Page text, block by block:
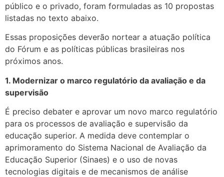
público e o privado, foram formuladas as 10 propostas
listadas no texto abaixo.
Essas proposições deverão nortear a atuação política
do Fórum e as políticas públicas brasileiras nos
próximos anos.
1. Modernizar o marco regulatório da avaliação e da
supervisão
É preciso debater e aprovar um novo marco regulatório
para os processos de avaliação e supervisão da
educação superior. A medida deve contemplar o
aprimoramento do Sistema Nacional de Avaliação da
Educação Superior (Sinaes) e o uso de novas
tecnologias digitais e de mecanismos de análise